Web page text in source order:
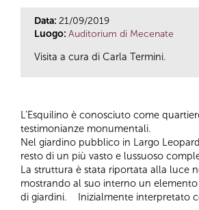
Data: 21/09/2019
Luogo: Auditorium di Mecenate
Visita a cura di Carla Termini.
L’Esquilino è conosciuto come
testimonianze monumentali.
Nel giardino pubblico in Largo
resto di un più vasto e lussuoso
La struttura è stata riportata alla luce
mostrando al suo interno un
di giardini. Inizialmente interpretato